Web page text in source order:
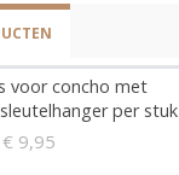
voor concho met
per stuk
€ 9,95